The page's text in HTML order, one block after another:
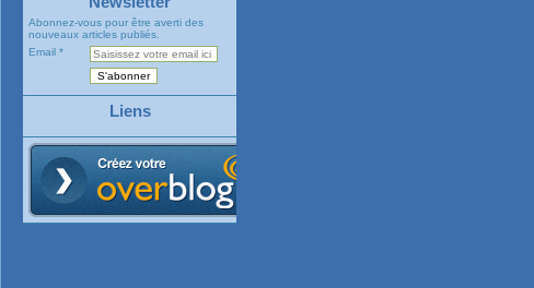
Abonnez-vous pour être averti des
nouveaux articles publiés.
Email
Liens